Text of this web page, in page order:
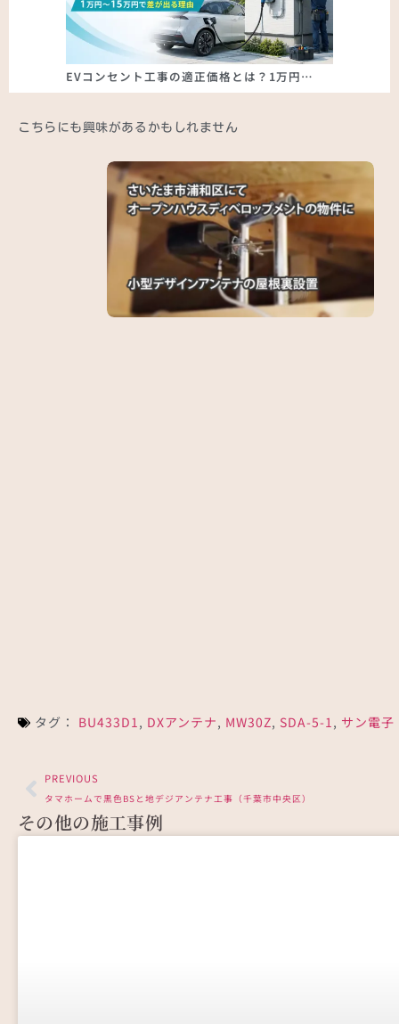
EVコンセント工事の適正価格とは？1万円…
こちらにも興味があるかもしれません
タグ： BU433D1, DXアンテナ, MW30Z, SDA-5-1, サン電子
PREVIOUS
タマホームで黒色BSと地デジアンテナ工事（千葉市中央区）
その他の施工事例